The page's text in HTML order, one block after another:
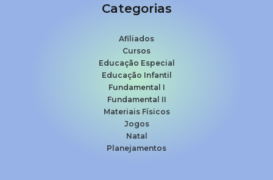
Categorias
Afiliados
Cursos
Educação Especial
Educação Infantil
Fundamental I
Fundamental II
Materiais Físicos
Jogos
Natal
Planejamentos